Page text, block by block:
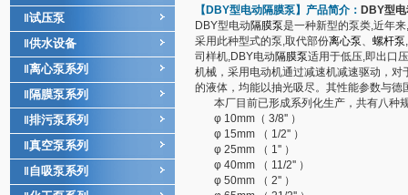
试压泵
供水设备
离心泵系列
隔膜泵系列
排污泵系列
真空泵系列
自吸泵系列
【DBY型电动隔膜泵】产品简介： DBY型
DBY型电动隔膜泵是一种新型的泵类,近年
采用此种型式的泵,取代部份离心泵、 螺杆泵
司样机,DBY电动隔膜泵适用于低压,即出口
机械，采用电动机通过减速机减速驱动，
的液体，均能以抽光吸尽。其性能参数与
本厂目前已形成系列化生产，共有八种
φ 10mm（ 3/8'' ）
φ 15mm （ 1/2'' ）
φ 25mm （ 1'' ）
φ 40mm （ 11/2'' ）
φ 50mm （ 2'' ）